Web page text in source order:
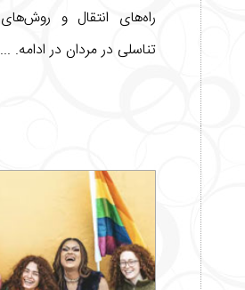
تناسلی در مردان در ادامه. ...